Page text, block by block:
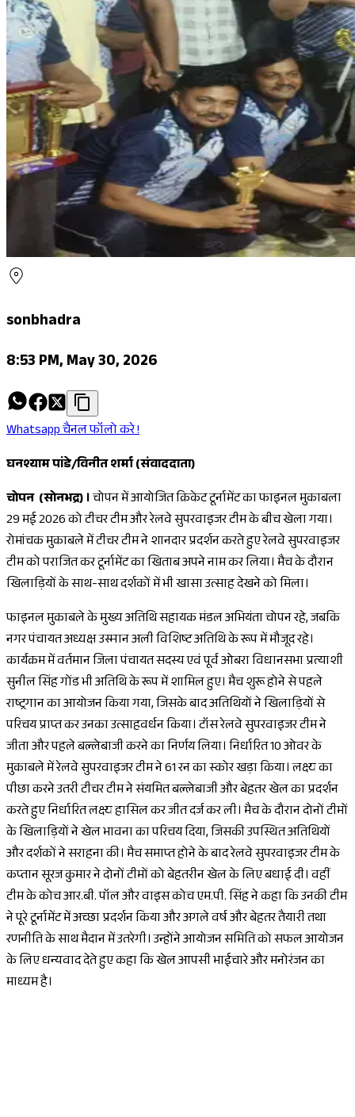
sonbhadra
8:53 PM, May 30, 2026
Whatsapp चैनल फॉलो करे !
घनश्याम पांडे/विनीत शर्मा (संवाददाता)
चोपन (सोनभद्र) ।चोपन में आयोजित क्रिकेट टूर्नामेंट का फाइनल मुकाबला
29 मई 2026 को टीचर टीम और रेलवे सुपरवाइजर टीम के बीच खेला गया।
रोमांचक मुकाबले में टीचर टीम ने शानदार प्रदर्शन करते हुए रेलवे सुपरवाइजर
टीम को पराजित कर टूर्नामेंट का खिताब अपने नाम कर लिया। मैच के दौरान
खिलाड़ियों के साथ-साथ दर्शकों में भी खासा उत्साह देखने को मिला।
फाइनल मुकाबले के मुख्य अतिथि सहायक मंडल अभियंता चोपन रहे, जबकि
नगर पंचायत अध्यक्ष उस्मान अली विशिष्ट अतिथि के रूप में मौजूद रहे।
कार्यक्रम में वर्तमान जिला पंचायत सदस्य एवं पूर्व ओबरा विधानसभा प्रत्याशी
सुनील सिंह गोंड भी अतिथि के रूप में शामिल हुए। मैच शुरू होने से पहले
राष्ट्रगान का आयोजन किया गया, जिसके बाद अतिथियों ने खिलाड़ियों से
परिचय प्राप्त कर उनका उत्साहवर्धन किया। टॉस रेलवे सुपरवाइजर टीम ने
जीता और पहले बल्लेबाजी करने का निर्णय लिया। निर्धारित 10 ओवर के
मुकाबले में रेलवे सुपरवाइजर टीम ने 61 रन का स्कोर खड़ा किया। लक्ष्य का
पीछा करने उतरी टीचर टीम ने संयमित बल्लेबाजी और बेहतर खेल का प्रदर्शन
करते हुए निर्धारित लक्ष्य हासिल कर जीत दर्ज कर ली। मैच के दौरान दोनों टीमों
के खिलाड़ियों ने खेल भावना का परिचय दिया, जिसकी उपस्थित अतिथियों
और दर्शकों ने सराहना की। मैच समाप्त होने के बाद रेलवे सुपरवाइजर टीम के
कप्तान सूरज कुमार ने दोनों टीमों को बेहतरीन खेल के लिए बधाई दी। वहीं
टीम के कोच आर.बी. पॉल और वाइस कोच एम.पी. सिंह ने कहा कि उनकी टीम
ने पूरे टूर्नामेंट में अच्छा प्रदर्शन किया और अगले वर्ष और बेहतर तैयारी तथा
रणनीति के साथ मैदान में उतरेगी। उन्होंने आयोजन समिति को सफल आयोजन
के लिए धन्यवाद देते हुए कहा कि खेल आपसी भाईचारे और मनोरंजन का
माध्यम है।